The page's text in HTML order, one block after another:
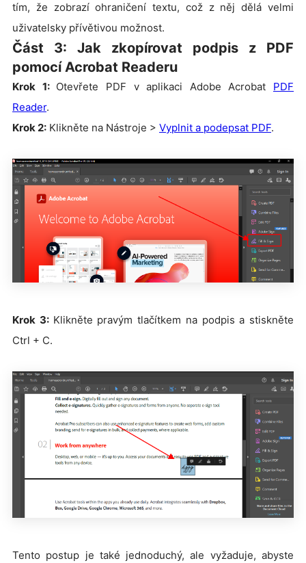
tím, že zobrazí ohraničení textu, což z něj dělá velmi
uživatelsky přívětivou možnost.
Část 3: Jak zkopírovat podpis z PDF
pomocí Acrobat Readeru
Krok 1: Otevřete PDF v aplikaci Adobe Acrobat PDF
Reader.
Krok 2: Klikněte na Nástroje > Vyplnit a podepsat PDF.
Krok 3: Klikněte pravým tlačítkem na podpis a stiskněte
Ctrl + C.
Tento postup je také jednoduchý, ale vyžaduje, abyste